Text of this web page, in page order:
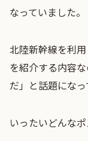
なっていました。
北陸新幹線を利
を紹介する内容
だ」と話題になっ
いったいどんな